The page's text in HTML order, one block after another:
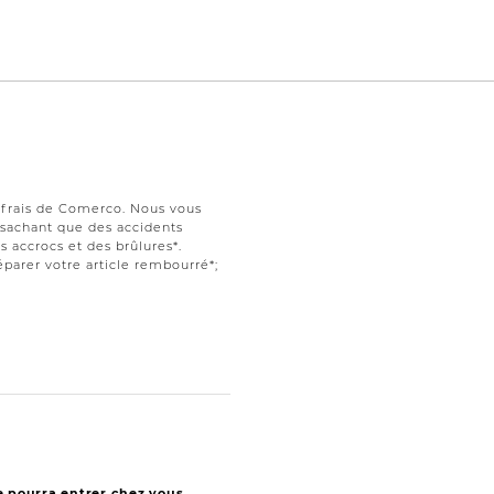
de Comerco. Nous vous
que des accidents
accrocs et des brûlures*.
votre article rembourré*;